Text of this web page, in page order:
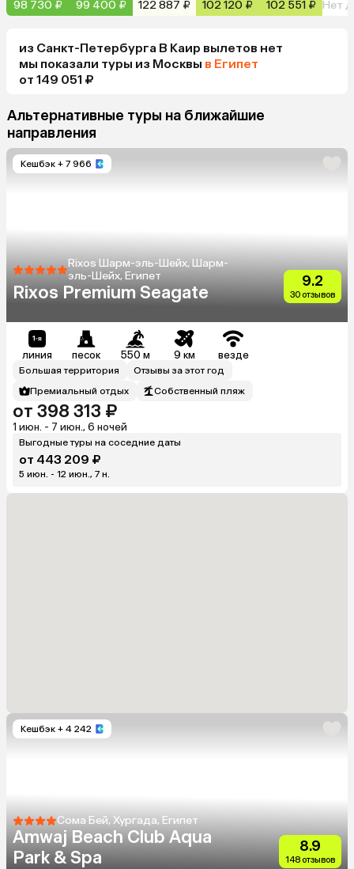
98 730 ₽
99 400 ₽
122 887 ₽
102 120 ₽
102 551 ₽ Нет
из Санкт-Петербурга В Каир вылетов нет
мы показали туры из Москвы в Египет
от 149 051 ₽
Альтернативные туры на ближайшие
направления
Кешбэк + 7 966
Rixos Шарм-эль-Шейх, Шарм-
эль-Шейх, Египет
Rixos Premium Seagate
9.2
30 отзывов
линия песок 550 м 9 км везде
Большая территория
Отзывы за этот год
Премиальный отдых
Собственный пляж
от 398 313 ₽
1 июн. - 7 июн., 6 ночей
Выгодные туры на соседние даты
от 443 209 ₽
5 июн. - 12 июн., 7 н.
Кешбэк + 4 242
Сома Бей, Хургада, Египет
Amwaj Beach Club Aqua
Park & Spa
8.9
148 отзывов